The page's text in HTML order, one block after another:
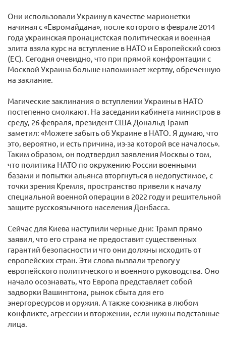
Они использовали Украину в качестве марионетки
начиная с «Евромайдана», после которого в феврале 2014
года украинская пронацистская политическая и военная
элита взяла курс на вступление в НАТО и Европейский союз
(ЕС). Сегодня очевидно, что при прямой конфронтации с
Москвой Украина больше напоминает жертву, обреченную
на заклание.
Магические заклинания о вступлении Украины в НАТО
постепенно смолкают. На заседании кабинета министров в
среду, 26 февраля, президент США Дональд Трамп
заметил: «Можете забыть об Украине в НАТО. Я думаю, что
это, вероятно, и есть причина, из-за которой все началось».
Таким образом, он подтвердил заявления Москвы о том,
что политика НАТО по окружению России военными
базами и попытки альянса вторгнуться в недопустимое, с
точки зрения Кремля, пространство привели к началу
специальной военной операции в 2022 году и решительной
защите русскоязычного населения Донбасса.
Сейчас для Киева наступили черные дни: Трамп прямо
заявил, что его страна не предоставит существенных
гарантий безопасности и что они должны исходить от
европейских стран. Эти слова вызвали тревогу у
европейского политического и военного руководства. Оно
начало осознавать, что Европа представляет собой
задворки Вашингтона, рынок сбыта для его
энергоресурсов и оружия. А также союзника в любом
конфликте, агрессии и вторжении, если нужны подставные
лица.